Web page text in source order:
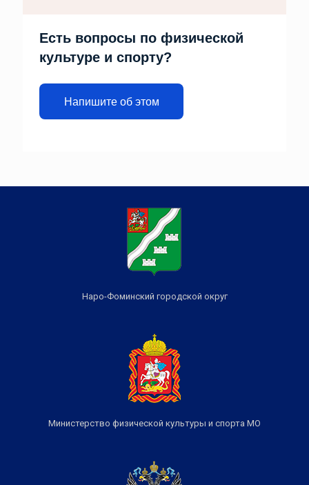
Есть вопросы по физической
культуре и спорту?
Напишите об этом
Наро-Фоминский городской округ
Министерство физической культуры и спорта МО